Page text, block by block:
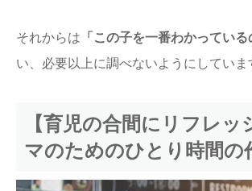
それからは 「この子を一番わかっている
い、必要以上に調べないようにしていま
【育児の合間にリフレッ
マのためのひとり時間の